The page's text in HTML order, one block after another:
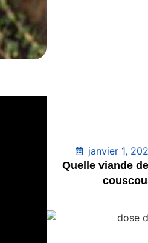
janvier 1,
Quelle viande